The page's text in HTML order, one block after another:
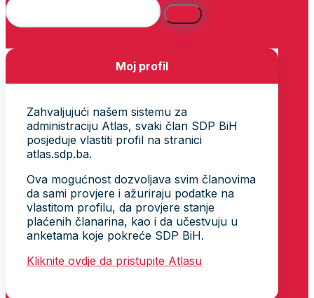
Moj profil
Zahvaljujući našem sistemu za
administraciju Atlas, svaki član SDP BiH
posjeduje vlastiti profil na stranici
atlas.sdp.ba.
Ova mogućnost dozvoljava svim članovima
da sami provjere i ažuriraju podatke na
vlastitom profilu, da provjere stanje
plaćenih članarina, kao i da učestvuju u
anketama koje pokreće SDP BiH.
Kliknite ovdje da pristupite Atlasu